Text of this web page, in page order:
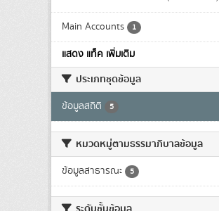
Main Accounts 1
แสดง แท็ค เพิ่มเติม
ประเภทชุดข้อมูล
ข้อมูลสถิติ 5
หมวดหมู่ตามธรรมาภิบาลข้อมูล
ข้อมูลสาธารณะ 5